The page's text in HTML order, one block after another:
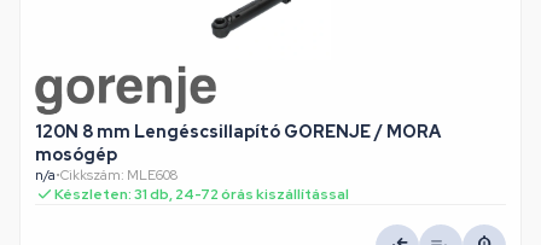
120N 8 mm Lengéscsillapító GORENJE / MORA
mosógép
n/a•Cikkszám: MLE608
Készleten: 31 db, 24-72 órás kiszállítással